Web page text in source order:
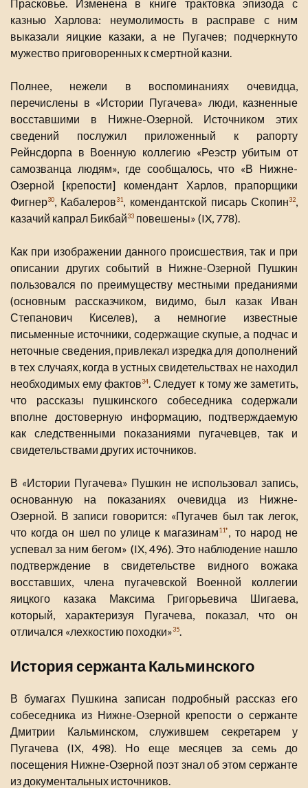
Прасковье. Изменена в книге трактовка эпизода с
казнью Харлова: неумолимость в расправе с ним
выказали яицкие казаки, а не Пугачев; подчеркнуто
мужество приговоренных к смертной казни.
Полнее, нежели в воспоминаниях очевидца,
перечислены в «Истории Пугачева» люди, казненные
восставшими в Нижне-Озерной. Источником этих
сведений послужил приложенный к рапорту
Рейнсдорпа в Военную коллегию «Реэстр убитым от
самозванца людям», где сообщалось, что «В Нижне-
Озерной [крепости] комендант Харлов, прапорщики
Фигнер30 , Кабалеров31, комендантской писарь Скопин32
казачий капрал Бикбай33 повешены» (IX, 778).
Как при изображении данного происшествия, так и при
описании других событий в Нижне-Озерной Пушкин
пользовался по преимуществу местными преданиями
(основным рассказчиком, видимо, был казак Иван
Степанович Киселев), а немногие известные
письменные источники, содержащие скупые, а подчас и
неточные сведения, привлекал изредка для дополнений
в тех случаях, когда в устных свидетельствах не находил
необходимых ему фактов34
. Следует к тому же заметить,
что рассказы пушкинского собеседника содержали
вполне достоверную информацию, подтверждаемую
как следственными показаниями пугачевцев, так и
свидетельствами других источников.
В «Истории Пугачева» Пушкин не использовал запись,
основанную на показаниях очевидца из Нижне-
Озерной. В записи говорится: «Пугачев был так легок,
что когда он шел по улице к магазинам11*
, то народ не
успевал за ним бегом» (IX, 496). Это наблюдение нашло
подтверждение в свидетельстве видного вожака
восставших, члена пугачевской Военной коллегии
яицкого казака Максима Григорьевича Шигаева,
который, характеризуя Пугачева, показал, что он
отличался «лехкостию походки»35
История сержанта Кальминского
В бумагах Пушкина записан подробный рассказ его
собеседника из Нижне-Озерной крепости о сержанте
Дмитрии Кальминском, служившем секретарем у
Пугачева (IX, 498). Но еще месяцев за семь до
посещения Нижне-Озерной поэт знал об этом сержанте
из документальных источников.